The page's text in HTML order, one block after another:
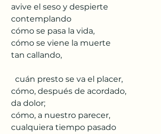
avive el seso y despierte
contemplando
cómo se pasa la vida,
cómo se viene la muerte
tan callando,
cuán presto se va el placer,
cómo, después de acordado,
da dolor;
cómo, a nuestro parecer,
cualquiera tiempo pasado